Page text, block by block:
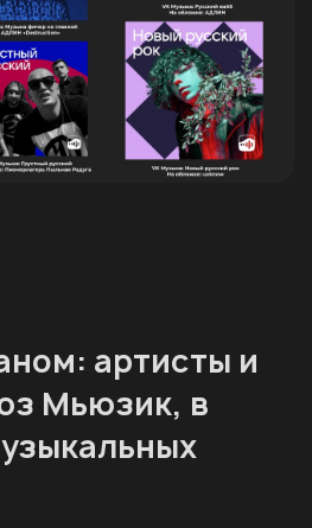
артисты и
Мьюзик, в